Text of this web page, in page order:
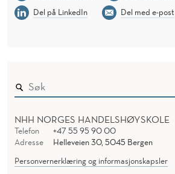
Del på LinkedIn
Del med e-post
NHH NORGES HANDELSHØYSKOLE
Telefon
+47 55 95 90 00
Adresse
Helleveien 30, 5045 Bergen
Personvernerklæring og informasjonskapsler